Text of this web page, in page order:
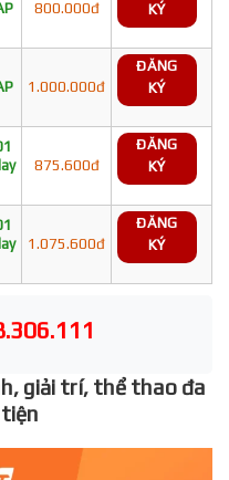
800.000đ KÝ
1.000.000đ
ĐĂNG
KÝ
875.600đ
ĐĂNG
KÝ
1.075.600đ
ĐĂNG
KÝ
giải trí, thể thao đa